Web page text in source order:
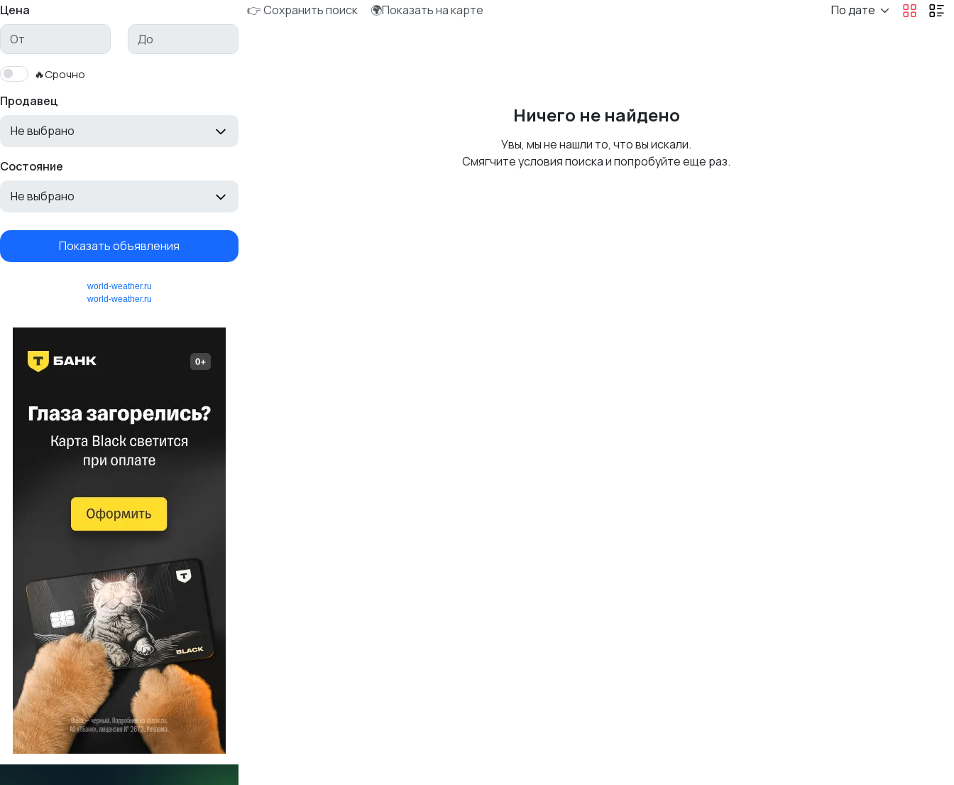
Цена
🔥Срочно
Продавец
Не выбрано
Состояние
Не выбрано
Показать объявления
world-weather.ru
world-weather.ru
👉 Сохранить поиск 🌍Показать на карте По дате
Ничего не найдено
Увы, мы не нашли то, что вы искали.
Смягчите условия поиска и попробуйте еще раз.